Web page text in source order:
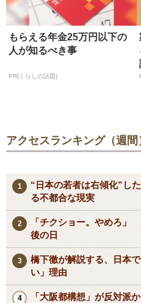
もらえる年金25万円以下の
人が知るべき事
PR(くらしの話題)
アクセスランキング（週間
“日本の若者は右傾化”し
る不都合な現実
「チクショー。やめろ
後の日
橋下徹が解説する、日本
い」理由
「大阪都構想」が反対派